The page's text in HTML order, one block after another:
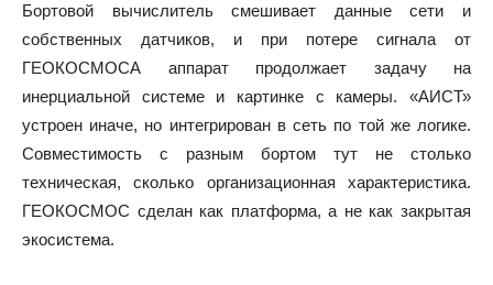
Бортовой вычислитель смешивает данные сети и
собственных датчиков, и при потере сигнала от
ГЕОКОСМОСА аппарат продолжает задачу на
инерциальной системе и картинке с камеры. «АИСТ»
устроен иначе, но интегрирован в сеть по той же логике.
Совместимость с разным бортом тут не столько
техническая, сколько организационная характеристика.
ГЕОКОСМОС сделан как платформа, а не как закрытая
экосистема.